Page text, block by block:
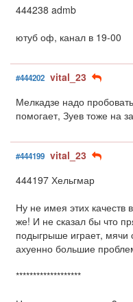
444238 admb
ютуб оф, канал в 19-00
#444202 vital_23
Мелкадзе надо
помогает, Зуев тоже на
#444199 vital_23
444197 Хельгмар
Ну не имея этих качеств
же! И не сказал бы что
подыгрыше играет, мячи
ахуенно большие
*******************